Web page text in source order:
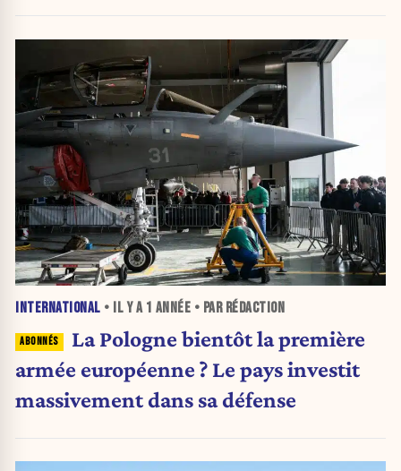
INTERNATIONAL • IL Y A 1 ANNÉE • PAR RÉDACTION
La Pologne bientôt la première
armée européenne ? Le pays investit
massivement dans sa défense